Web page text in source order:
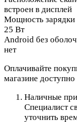
встроен в дисплей
Мощность зарядки
25 Вт
Android без
нет
Оплачивайте
магазине
Наличные
Специалист
уточнить